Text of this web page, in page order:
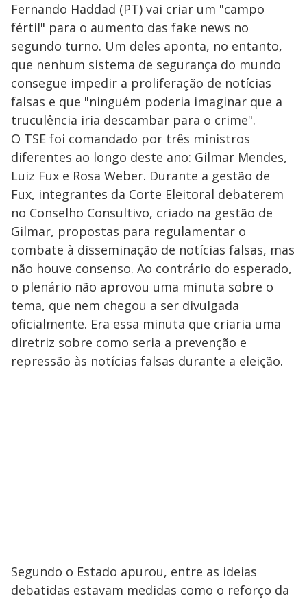
Fernando Haddad (PT) vai criar um "campo
fértil" para o aumento das fake news no
segundo turno. Um deles aponta, no entanto,
que nenhum sistema de segurança do mundo
consegue impedir a proliferação de notícias
falsas e que "ninguém poderia imaginar que a
truculência iria descambar para o crime".
O TSE foi comandado por três ministros
diferentes ao longo deste ano: Gilmar Mendes,
Luiz Fux e Rosa Weber. Durante a gestão de
Fux, integrantes da Corte Eleitoral debaterem
no Conselho Consultivo, criado na gestão de
Gilmar, propostas para regulamentar o
combate à disseminação de notícias falsas, mas
não houve consenso. Ao contrário do esperado,
o plenário não aprovou uma minuta sobre o
tema, que nem chegou a ser divulgada
oficialmente. Era essa minuta que criaria uma
diretriz sobre como seria a prevenção e
repressão às notícias falsas durante a eleição.
Segundo o Estado apurou, entre as ideias
debatidas estavam medidas como o reforço da